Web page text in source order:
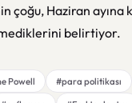
çoğu, Haziran ayına
belirtiyor.
Powell #para politikası